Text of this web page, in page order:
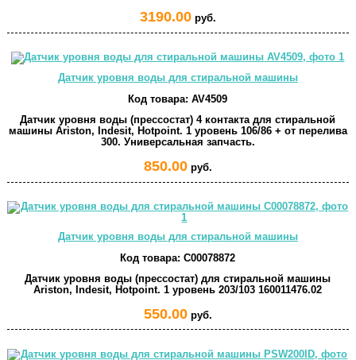
3190.00руб.
Датчик уровня воды для стиральной машины
Код товара: AV4509
Датчик уровня воды (прессостат) 4 контакта для стиральной
машины Ariston, Indesit, Hotpoint. 1 уровень 106/86 + от перелива
300. Универсальная запчасть.
850.00руб.
Датчик уровня воды для стиральной машины
Код товара: C00078872
Датчик уровня воды (прессостат) для стиральной машины
Ariston, Indesit, Hotpoint. 1 уровень 203/103 160011476.02
550.00руб.